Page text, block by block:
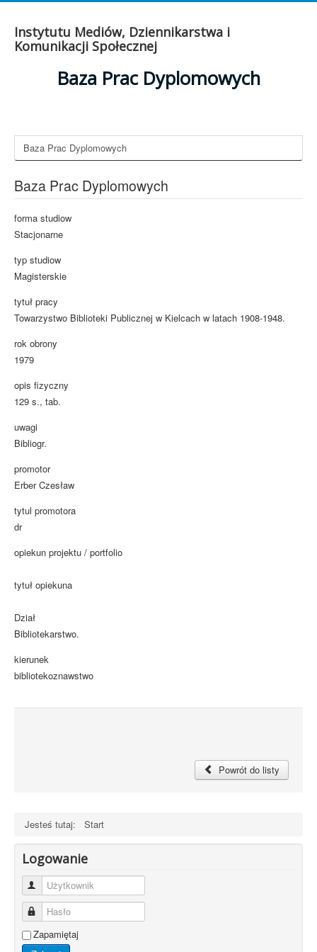
Instytutu Mediów, Dziennikarstwa i
Komunikacji Społecznej
Baza Prac Dyplomowych
Baza Prac Dyplomowych
Baza Prac Dyplomowych
forma studiow
Stacjonarne
typ studiow
Magisterskie
tytuł pracy
Towarzystwo Biblioteki Publicznej w Kielcach w latach 1908-1948.
rok obrony
1979
opis fizyczny
129 s., tab.
uwagi
Bibliogr.
promotor
Erber Czesław
tytul promotora
dr
opiekun projektu / portfolio
tytuł opiekuna
Dział
Bibliotekarstwo.
kierunek
bibliotekoznawstwo
Powrót do listy
Jesteś tutaj: Start
Logowanie
Użytkownik
Hasło
Zapamiętaj